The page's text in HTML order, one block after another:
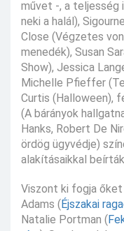
művet -, a teljesség
neki a halál),
Close (Végzetes
menedék), Susan
Show), Jessica
Michelle Pfieffer
Curtis (Halloween),
(A bárányok
Hanks, Robert De
ördög ügyvédje)
alakításaikkal
Viszont ki fogja
Adams (Éjszakai
Natalie Portman (